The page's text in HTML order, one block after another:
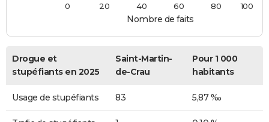
Nombre de faits
0
20 40 60 80 100
Drogue et
stupéfiants en 2025
Saint-Martin-
de-Crau
Pour 1 000
habitants
Usage de stupéfiants 83 5,87 ‰